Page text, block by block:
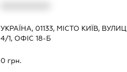
УКРАЇНА, 01133, МІСТО КИЇВ,
4/1, ОФІС 18-Б
0 грн.